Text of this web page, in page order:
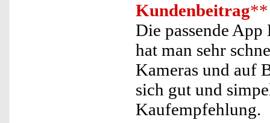
Kundenbeitrag**
Die passende
hat man sehr
Kameras und auf
sich gut und
Kaufempfehlung.